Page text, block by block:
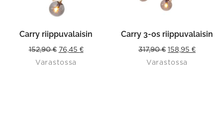
Carry riippuvalaisin
152,90€ Original
price
76,45 €Current
Varastossa
Carry 3-os riippuvalaisin
317,90€ Original
price
158,95 €Current
Varastossa